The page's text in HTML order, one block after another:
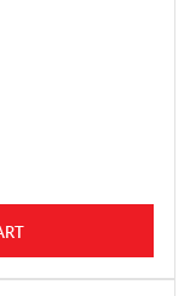
DIESEL Spulung